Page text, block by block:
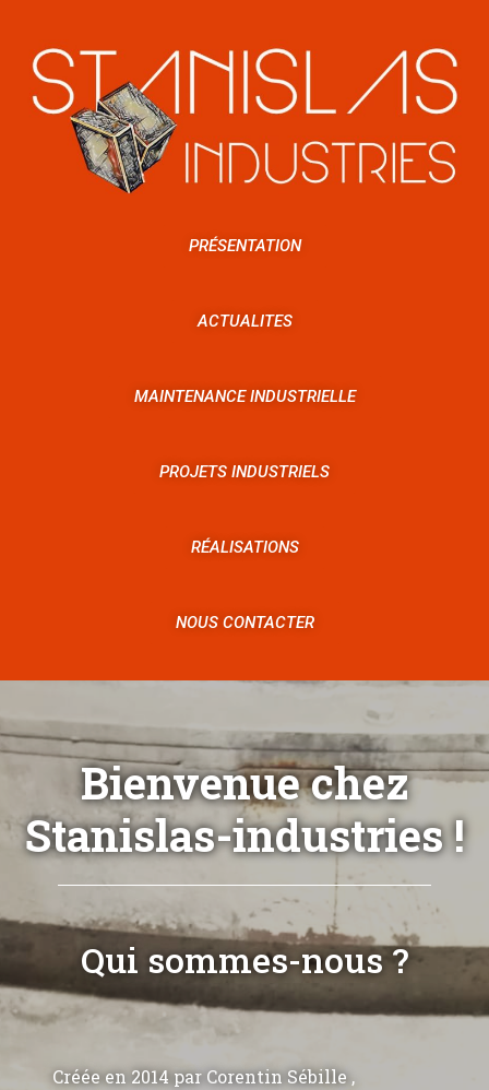
PRÉSENTATION
ACTUALITES
MAINTENANCE INDUSTRIELLE
PROJETS INDUSTRIELS
RÉALISATIONS
NOUS CONTACTER
Bienvenue chez
Stanislas-industries !
Qui sommes-nous ?
Créée en 2014 par Corentin Sébille ,